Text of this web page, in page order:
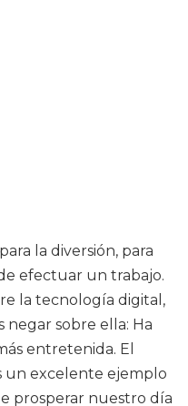
la diversión, para
efectuar un trabajo.
la tecnología digital,
negar sobre ella: Ha
entretenida. El
un excelente ejemplo
prosperar nuestro día